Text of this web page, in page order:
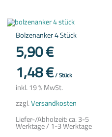
Bolzenanker 4 Stück
5,90€
1,48€/Stück
inkl. 19 % MwSt.
zzgl.Versandkosten
Liefer-/Abholzeit:ca. 3-5
Werktage / 1-3 Werktage